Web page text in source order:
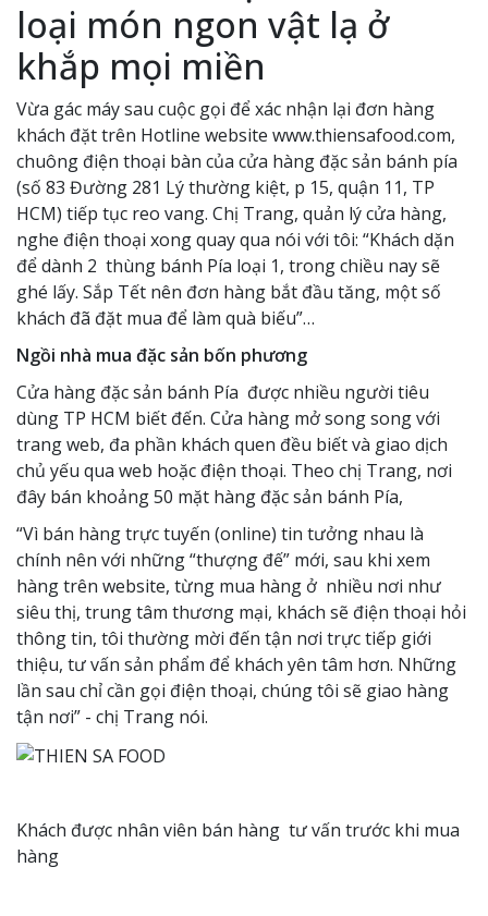
loại món ngon vật lạ ở
khắp mọi miền
Vừa gác máy sau cuộc gọi để xác nhận lại đơn hàng
khách đặt trên Hotline website www.thiensafood.com,
chuông điện thoại bàn của cửa hàng đặc sản bánh pía
(số 83 Đường 281 Lý thường kiệt, p 15, quận 11, TP
HCM) tiếp tục reo vang. Chị Trang, quản lý cửa hàng,
nghe điện thoại xong quay qua nói với tôi: “Khách dặn
để dành 2 thùng bánh Pía loại 1, trong chiều nay sẽ
ghé lấy. Sắp Tết nên đơn hàng bắt đầu tăng, một số
khách đã đặt mua để làm quà biếu”…
Ngồi nhà mua đặc sản bốn phương
Cửa hàng đặc sản bánh Pía được nhiều người tiêu
dùng TP HCM biết đến. Cửa hàng mở song song với
trang web, đa phần khách quen đều biết và giao dịch
chủ yếu qua web hoặc điện thoại. Theo chị Trang, nơi
đây bán khoảng 50 mặt hàng đặc sản bánh Pía,
“Vì bán hàng trực tuyến (online) tin tưởng nhau là
chính nên với những “thượng đế” mới, sau khi xem
hàng trên website, từng mua hàng ở nhiều nơi như
siêu thị, trung tâm thương mại, khách sẽ điện thoại hỏi
thông tin, tôi thường mời đến tận nơi trực tiếp giới
thiệu, tư vấn sản phẩm để khách yên tâm hơn. Những
lần sau chỉ cần gọi điện thoại, chúng tôi sẽ giao hàng
tận nơi” - chị Trang nói.
Khách được nhân viên bán hàng tư vấn trước khi mua
hàng